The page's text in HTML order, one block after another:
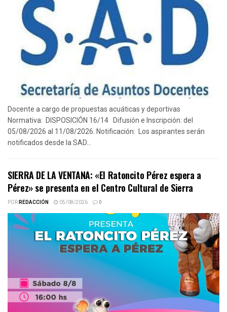
Docente a cargo de propuestas acuáticas y deportivas
Normativa: DISPOSICIÓN 16/14 Difusión e Inscripción: del
05/08/2026 al 11/08/2026. Notificación: Los aspirantes serán
notificados desde la SAD...
SIERRA DE LA VENTANA: «El Ratoncito Pérez espera a
Pérez» se presenta en el Centro Cultural de Sierra
PORREDACCIÓN 05/08/2026 0